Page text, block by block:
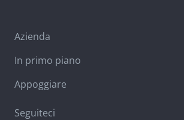
Azienda
In primo piano
Appoggiare
Seguiteci